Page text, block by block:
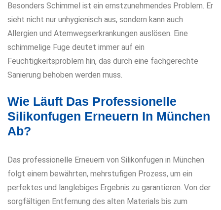
Besonders Schimmel ist ein ernstzunehmendes Problem. Er
sieht nicht nur unhygienisch aus, sondern kann auch
Allergien und Atemwegserkrankungen auslösen. Eine
schimmelige Fuge deutet immer auf ein
Feuchtigkeitsproblem hin, das durch eine fachgerechte
Sanierung behoben werden muss.
Wie Läuft Das Professionelle
Silikonfugen Erneuern In München
Ab?
Das professionelle Erneuern von Silikonfugen in München
folgt einem bewährten, mehrstufigen Prozess, um ein
perfektes und langlebiges Ergebnis zu garantieren. Von der
sorgfältigen Entfernung des alten Materials bis zum